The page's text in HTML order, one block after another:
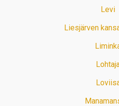
Levi
Liesjärven